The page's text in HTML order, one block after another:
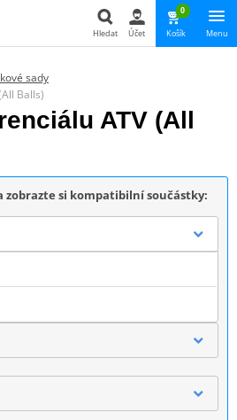
Hledat Účet
0
Košík Menu
sady
Balls)
ATV (All
zobrazte si kompatibilní součástky: